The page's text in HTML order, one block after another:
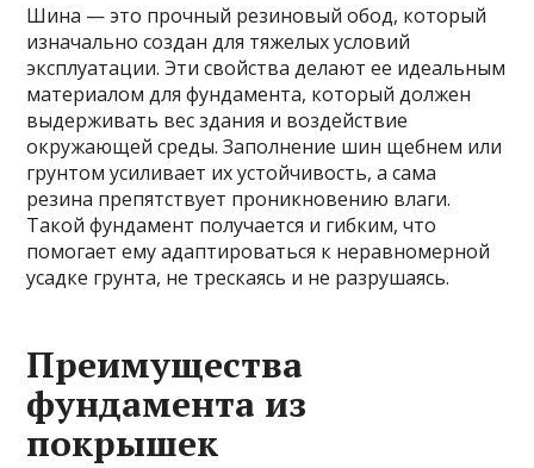
Шина — это прочный резиновый обод, который
изначально создан для тяжелых условий
эксплуатации. Эти свойства делают ее идеальным
материалом для фундамента, который должен
выдерживать вес здания и воздействие
окружающей среды. Заполнение шин щебнем или
грунтом усиливает их устойчивость, а сама
резина препятствует проникновению влаги.
Такой фундамент получается и гибким, что
помогает ему адаптироваться к неравномерной
усадке грунта, не трескаясь и не разрушаясь.
Преимущества
фундамента из
покрышек